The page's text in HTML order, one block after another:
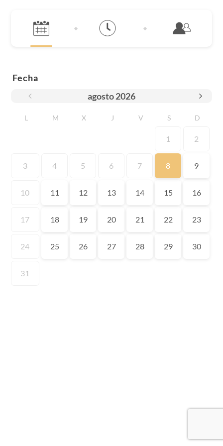
Fecha
agosto2026
L M X J V S D
1 2
3 4 5 6 7 8 9
10 11 12 13 14 15 16
17 18 19 20 21 22 23
24 25 26 27 28 29 30
31